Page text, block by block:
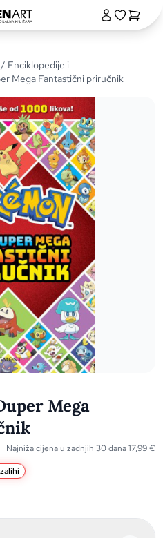
/ Enciklopedije i
Mega Fantastični priručnik
Mega
Najniža cijena u zadnjih 30 dana17,99€